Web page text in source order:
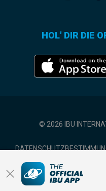
HOL' DIR DIE
© 2026 IBU
COOKIE-